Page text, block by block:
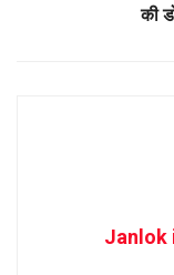
की
Janlok